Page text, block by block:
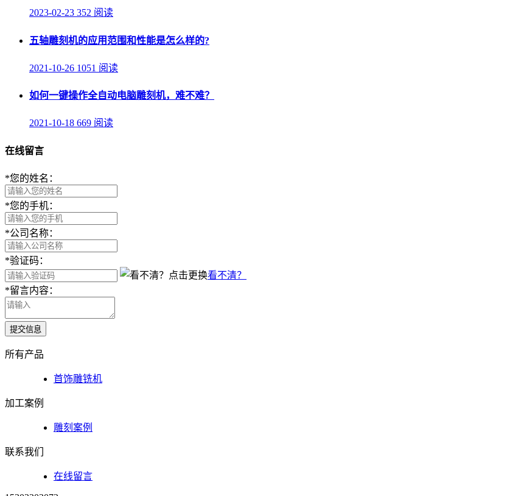
2023-02-23 352 阅读
五轴雕刻机的应用范围和性能是怎么样的?
2021-10-26 1051 阅读
如何一键操作全自动电脑雕刻机，难不难？
2021-10-18 669 阅读
在线留言
*您的姓名：
*您的手机：
*公司名称：
*验证码：
看不清？
*留言内容：
提交信息
所有产品
首饰雕铣机
加工案例
雕刻案例
联系我们
在线留言